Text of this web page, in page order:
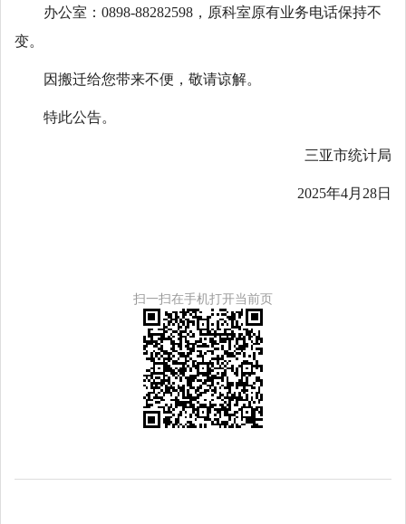
办公室：0898-88282598，原科室原有业务电话保持不
变。
因搬迁给您带来不便，敬请谅解。
特此公告。
三亚市统计局
2025年4月28日
扫一扫在手机打开当前页